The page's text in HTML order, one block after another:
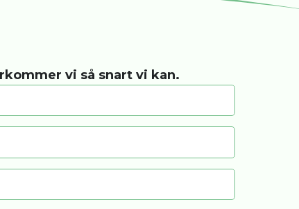
vi så snart vi kan.